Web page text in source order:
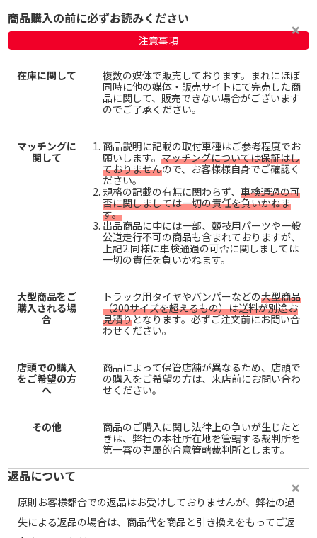
商品購入の前に必ずお読みください
注意事項
在庫に関して
複数の媒体で販売しております。まれにほぼ
同時に他の媒体・販売サイトにて完売した商
品に関して、販売できない場合がございます
のでご了承ください。
マッチングに
関して
商品説明に記載の取付車種はご参考程度でお
願いします。 マッチングについては保証はし
ておりませんので、お客様様自身でご確認く
ださい。
規格の記載の有無に関わらず、 車検通過の可
否に関しましては一切の責任を負いかねま
す。
出品商品に中には一部、競技用パーツや一般
公道走行不可の商品も含まれておりますが、
上記2.同様に車検通過の可否に関しましては
一切の責任を負いかねます。
大型商品をご
購入される場
合
トラック用タイヤやバンパーなどの大型商品
（200サイズを超えるもの）は送料が別途お
見積りとなります。必ずご注文前にお問い合
わせください。
店頭での購入
をご希望の方
へ
商品によって保管店舗が異なるため、店頭で
の購入をご希望の方は、来店前にお問い合わ
せください。
その他
商品のご購入に関し法律上の争いが生じたと
きは、弊社の本社所在地を管轄する裁判所を
第一審の専属的合意管轄裁判所とします。
返品について
原則お客様都合での返品はお受けしておりませんが、弊社の過
失による返品の場合は、商品代を商品と引き換えをもってご返